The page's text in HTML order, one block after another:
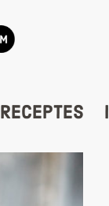
RECEPTES